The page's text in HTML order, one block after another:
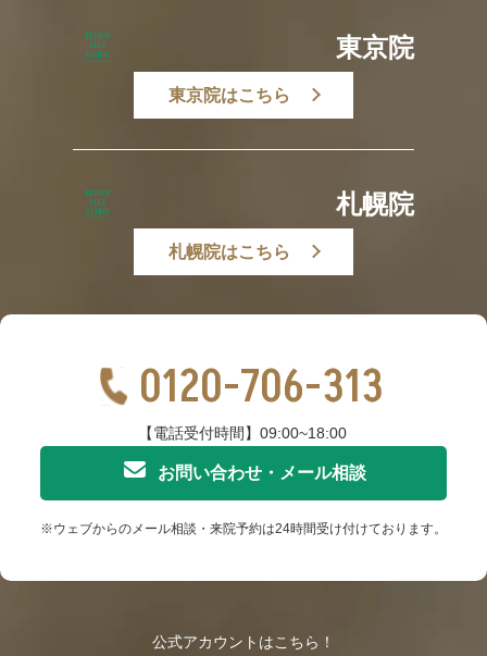
東京院
東京院はこちら
札幌院
札幌院はこちら
0120-706-313
【電話受付時間】09:00~18:00
お問い合わせ・メール相談
※ウェブからのメール相談・来院予約は24時間受け付けております。
公式アカウントはこちら！